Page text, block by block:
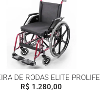
DE RODAS ELITE PROLIFE
R$ 1.280,00